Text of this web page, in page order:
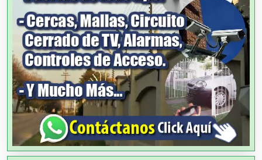
Alquiler de Autos
Alquiler de Equipos para Fiestas
Alquiler de Sillas y Mesas
Alquiler de Trajes de Etiqueta